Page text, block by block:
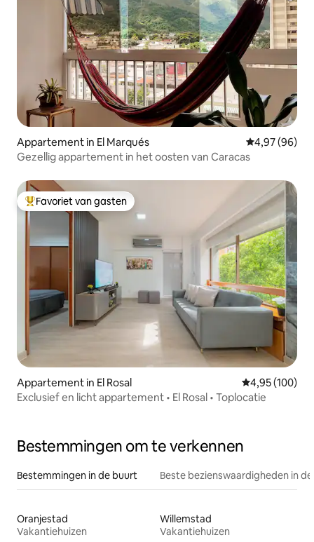
Appartement in El Marqués Gemiddelde
4,97 (96)
Gezellig appartement in het oosten van Caracas
Topfavoriet van gasten
Favoriet van gasten
Appartement in El Rosal Gemiddelde
4,95 (100)
Exclusief en licht appartement • El Rosal • Toplocatie
Bestemmingen om te verkennen
Bestemmingen in de buurt Beste bezienswaardigheden in
Oranjestad
Vakantiehuizen
Willemstad
Vakantiehuizen